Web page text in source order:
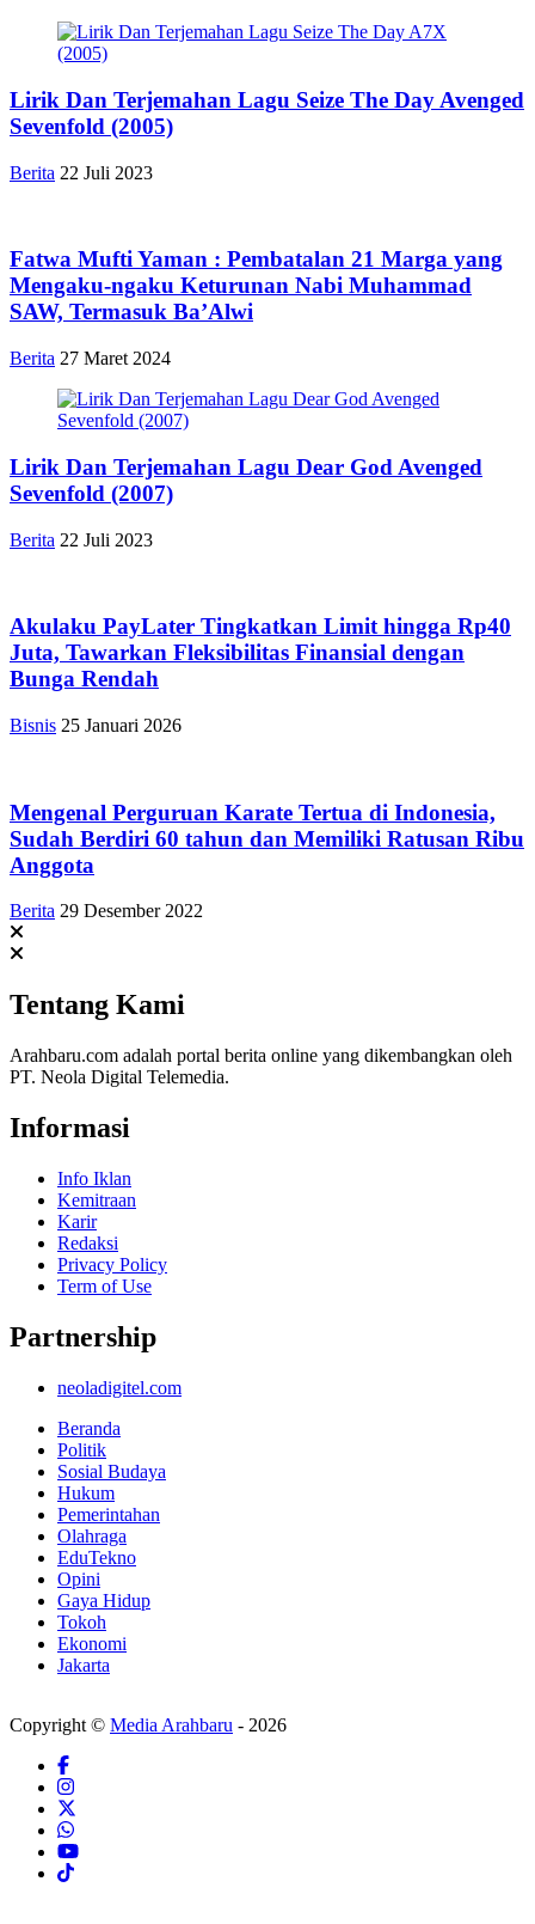
Lirik Dan Terjemahan Lagu Seize The Day Avenged
Sevenfold (2005)
Berita 22 Juli 2023
Fatwa Mufti Yaman : Pembatalan 21 Marga yang
Mengaku-ngaku Keturunan Nabi Muhammad
SAW, Termasuk Ba’Alwi
Berita 27 Maret 2024
Lirik Dan Terjemahan Lagu Dear God Avenged
Sevenfold (2007)
Berita 22 Juli 2023
Akulaku PayLater Tingkatkan Limit hingga Rp40
Juta, Tawarkan Fleksibilitas Finansial dengan
Bunga Rendah
Bisnis 25 Januari 2026
Mengenal Perguruan Karate Tertua di Indonesia,
Sudah Berdiri 60 tahun dan Memiliki Ratusan Ribu
Anggota
Berita 29 Desember 2022
Tentang Kami
Arahbaru.com adalah portal berita online yang dikembangkan oleh
PT. Neola Digital Telemedia.
Informasi
Info Iklan
Kemitraan
Karir
Redaksi
Privacy Policy
Term of Use
Partnership
neoladigitel.com
Beranda
Politik
Sosial Budaya
Hukum
Pemerintahan
Olahraga
EduTekno
Opini
Gaya Hidup
Tokoh
Ekonomi
Jakarta
Copyright © Media Arahbaru - 2026